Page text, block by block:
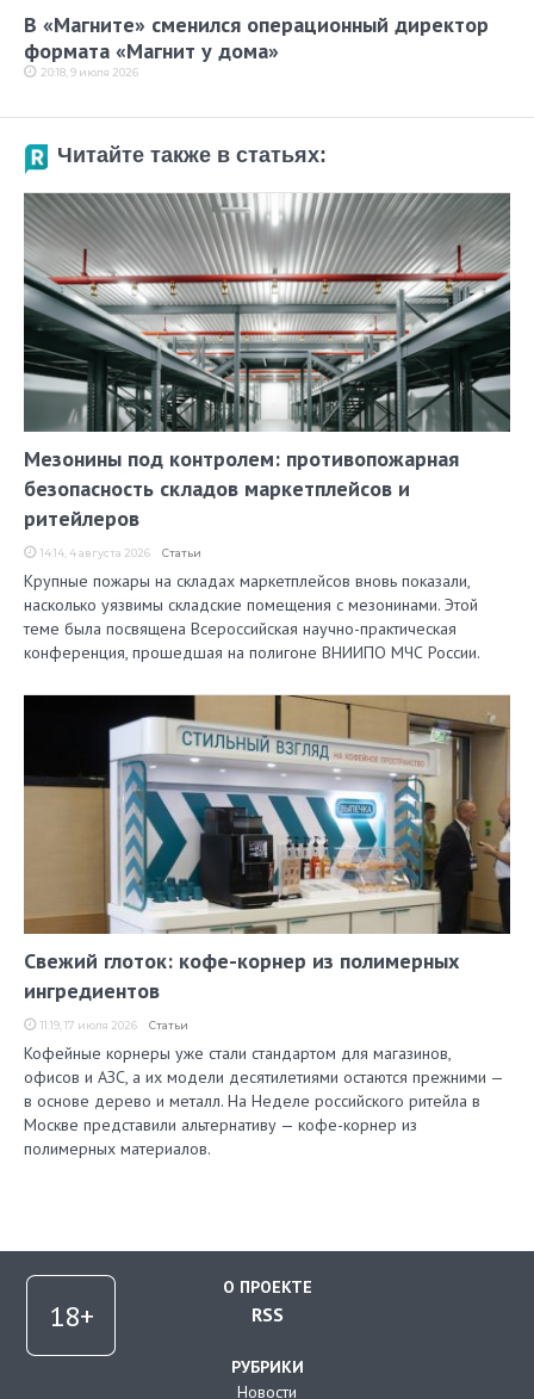
В «Магните» сменился операционный директор
формата «Магнит у дома»
20:18, 9 июля 2026
Читайте также в статьях:
Мезонины под контролем: противопожарная
безопасность складов маркетплейсов и
ритейлеров
14:14, 4 августа 2026 Статьи
Крупные пожары на складах маркетплейсов вновь показали,
насколько уязвимы складские помещения с мезонинами. Этой
теме была посвящена Всероссийская научно-практическая
конференция, прошедшая на полигоне ВНИИПО МЧС России.
Свежий глоток: кофе-корнер из полимерных
ингредиентов
11:19, 17 июля 2026 Статьи
Кофейные корнеры уже стали стандартом для магазинов,
офисов и АЗС, а их модели десятилетиями остаются прежними —
в основе дерево и металл. На Неделе российского ритейла в
Москве представили альтернативу — кофе-корнер из
полимерных материалов.
О ПРОЕКТЕ
RSS
РУБРИКИ
Новости